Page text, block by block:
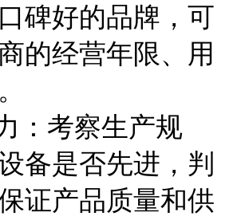
碑好的品牌，可
的经营年限、用
：考察生产规
备是否先进，判
证产品质量和供